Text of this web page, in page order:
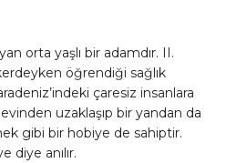
orta yaşlı bir adamdır. II.
öğrendiği sağlık
çaresiz insanlara
uzaklaşıp bir yandan da
gibi bir hobiye de sahiptir.
diye anılır.